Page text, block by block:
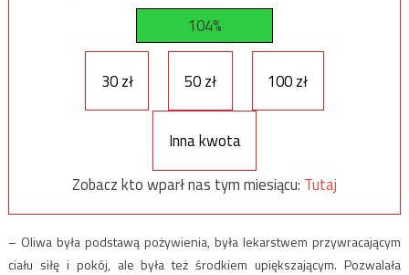
104%
30 zł 50 zł 100 zł
Inna kwota
Zobacz kto wparł nas tym miesiącu: Tutaj
– Oliwa była podstawą pożywienia, była lekarstwem przywracającym
ciału siłę i pokój, ale była też środkiem upiększającym. Pozwalała